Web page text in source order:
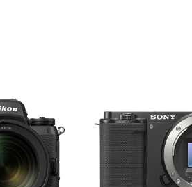
ao espaço de cor BT.2020 amplia
SteadyShot INSIDE de 5 eixos
ou em situações desafiadoras.